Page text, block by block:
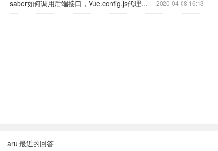
saber如何调用后端接口，Vue.config.js代理部分如何配置 2020-04-08 16:13
aru 最近的回答